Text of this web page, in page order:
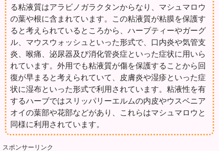
る粘液質はアラビノガラクタンからなり、マシュマロウ
の葉や根に含まれています。この粘液質が粘膜を保護す
ると考えられているところから、ハーブティーやガーグ
ル、マウスウォッシュといった形式で、口内炎や気管支
炎、喉痛、泌尿器及び消化管炎症といった症状に用いら
れています。外用でも粘液質が傷を保護することから回
復が早まると考えられていて、皮膚炎や湿疹といった症
状に湿布といった形式で利用されています。粘液性を有
するハーブではスリッパリーエルムの内皮やウスベニア
オイの葉部や花部などがあり、これらはマシュマロウと
同様に利用されています。
スポンサーリンク